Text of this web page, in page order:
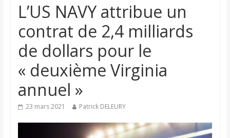
L’US NAVY attribue un
contrat de 2,4 milliards
de dollars pour le
« deuxième Virginia
annuel »
23 mars 2021 Patrick DELEURY